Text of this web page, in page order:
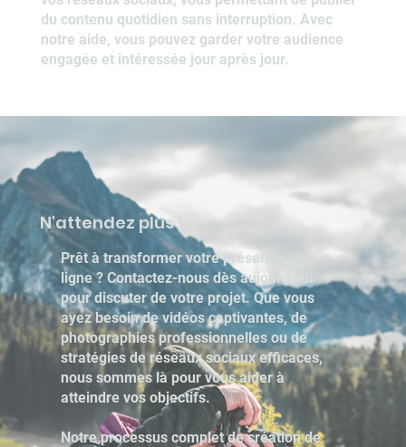
du contenu quotidien sans interruption. Avec
notre aide, vous pouvez garder votre audience
engagée et intéressée jour après jour.
N'attendez plus !
Prêt à transformer votre présence en
ligne ? Contactez-nous dès aujourd'hui
pour discuter de votre projet. Que vous
ayez besoin de vidéos captivantes, de
photographies professionnelles ou de
stratégies de réseaux sociaux efficaces,
nous sommes là pour vous aider à
atteindre vos objectifs.
Notre processus complet de création de